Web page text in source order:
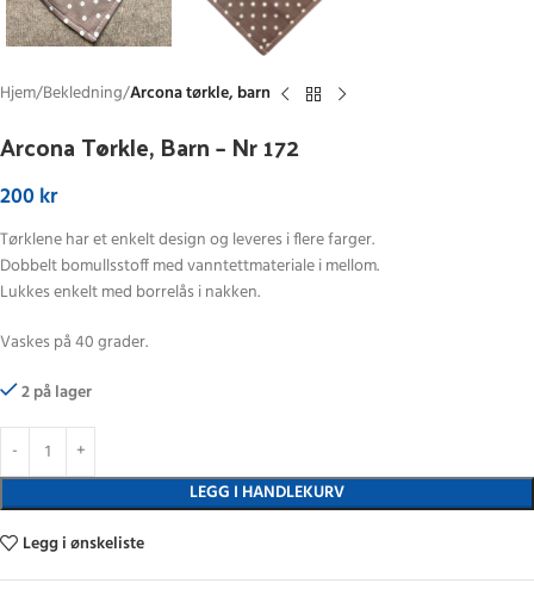
Hjem Bekledning Arcona tørkle, barn
Arcona Tørkle, Barn – Nr 172
200kr
Tørklene har et enkelt design og leveres i flere farger.
Dobbelt bomullsstoff med vanntettmateriale i mellom.
Lukkes enkelt med borrelås i nakken.
Vaskes på 40 grader.
2 på lager
LEGG I HANDLEKURV
Legg i ønskeliste